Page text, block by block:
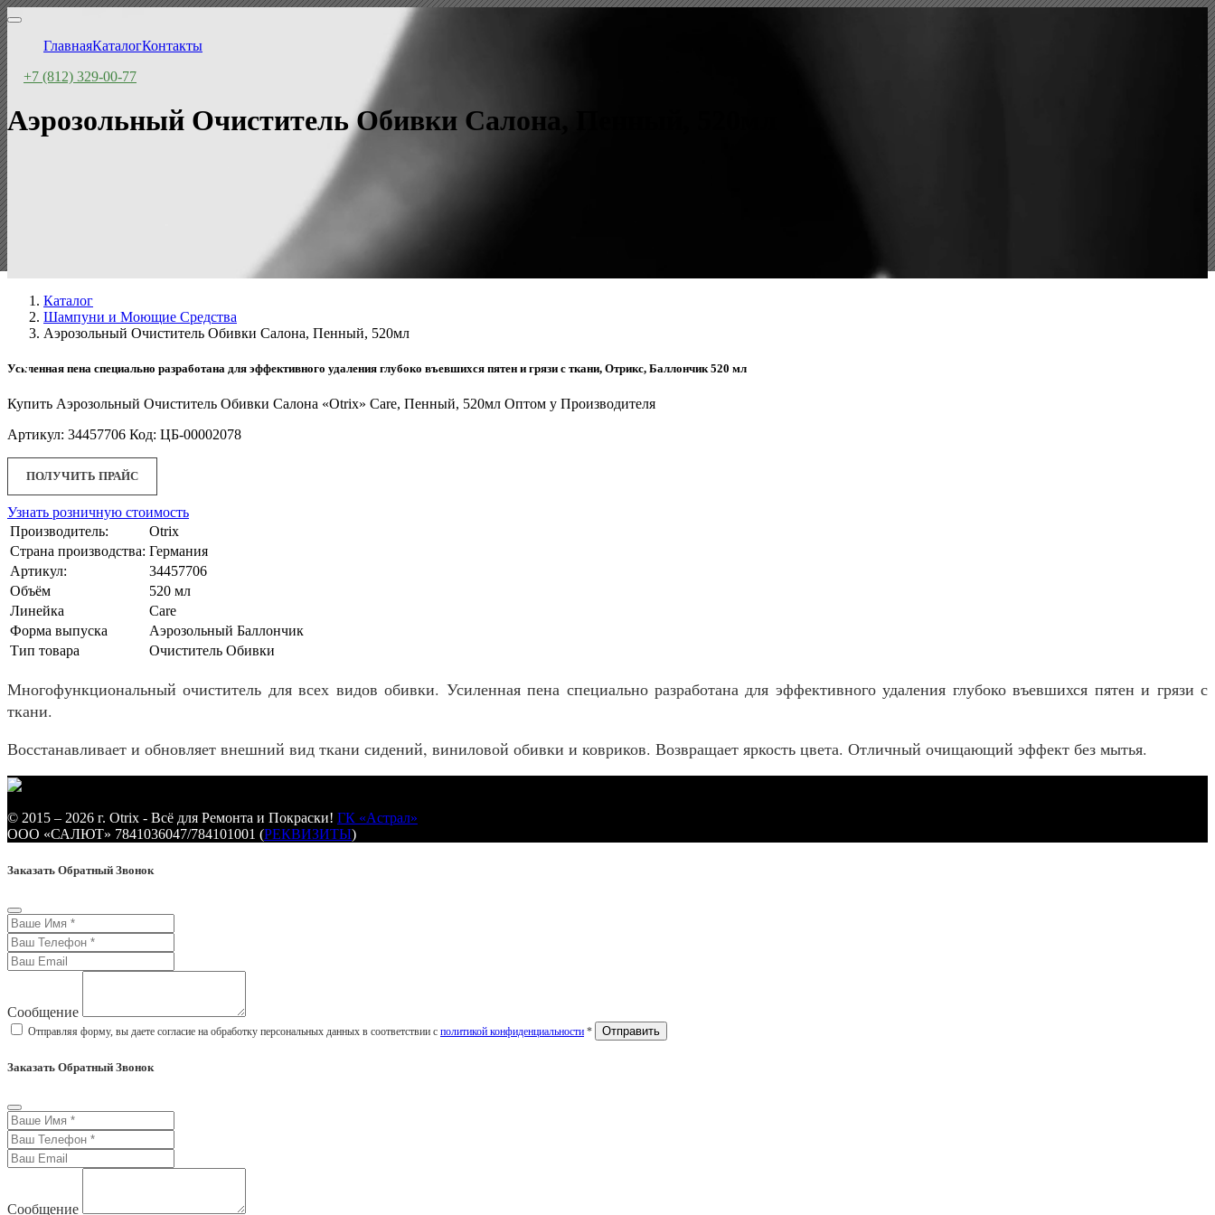
ГлавнаяКаталогКонтакты
+7 (812) 329-00-77
Аэрозольный Очиститель Обивки Салона, Пенный, 520мл
Каталог
Шампуни и Моющие Средства
Аэрозольный Очиститель Обивки Салона, Пенный, 520мл
Усиленная пена специально разработана для эффективного удаления глубоко въевшихся пятен и грязи с ткани, Отрикс, Баллончик 520 мл
Купить Аэрозольный Очиститель Обивки Салона «Otrix» Care, Пенный, 520мл Оптом у Производителя
Артикул: 34457706 Код: ЦБ-00002078
ПОЛУЧИТЬ ПРАЙС
Узнать розничную стоимость
Производитель:
Otrix
Страна производства: Германия
Артикул:
34457706
Объём
520 мл
Линейка
Care
Форма выпуска
Аэрозольный Баллончик
Тип товара
Очиститель Обивки
Многофункциональный очиститель для всех видов обивки. Усиленная пена специально разработана для эффективного удаления глубоко въевшихся пятен и грязи с
ткани.
Восстанавливает и обновляет внешний вид ткани сидений, виниловой обивки и ковриков. Возвращает яркость цвета. Отличный очищающий эффект без мытья.
© 2015 – 2026 г. Otrix - Всё для Ремонта и Покраски! ГК «Астрал»
ООО «САЛЮТ» 7841036047/784101001 (РЕКВИЗИТЫ)
Заказать Обратный Звонок
Сообщение
Отправляя форму, вы даете согласие на обработку персональных данных в соответствии с политикой конфиденциальности *
Заказать Обратный Звонок
Сообщение